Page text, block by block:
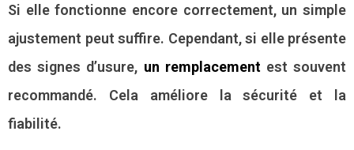
Si elle fonctionne encore correctement, un simple
ajustement peut suffire. Cependant, si elle présente
des signes d’usure, un remplacementest souvent
recommandé. Cela améliore la sécurité et la
fiabilité.